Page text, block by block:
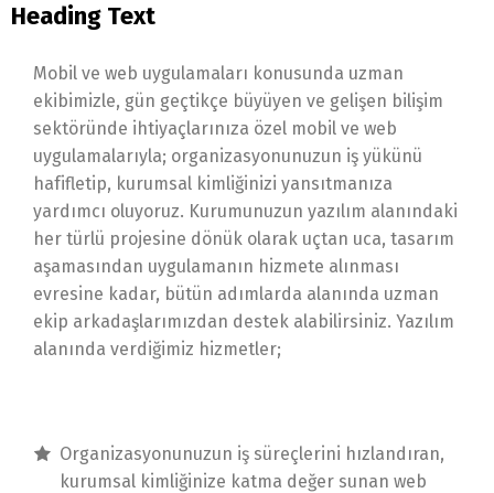
Heading Text
Mobil ve web uygulamaları konusunda uzman
ekibimizle, gün geçtikçe büyüyen ve gelişen bilişim
sektöründe ihtiyaçlarınıza özel mobil ve web
uygulamalarıyla; organizasyonunuzun iş yükünü
hafifletip, kurumsal kimliğinizi yansıtmanıza
yardımcı oluyoruz. Kurumunuzun yazılım alanındaki
her türlü projesine dönük olarak uçtan uca, tasarım
aşamasından uygulamanın hizmete alınması
evresine kadar, bütün adımlarda alanında uzman
ekip arkadaşlarımızdan destek alabilirsiniz. Yazılım
alanında verdiğimiz hizmetler;
Organizasyonunuzun iş süreçlerini hızlandıran,
kurumsal kimliğinize katma değer sunan web